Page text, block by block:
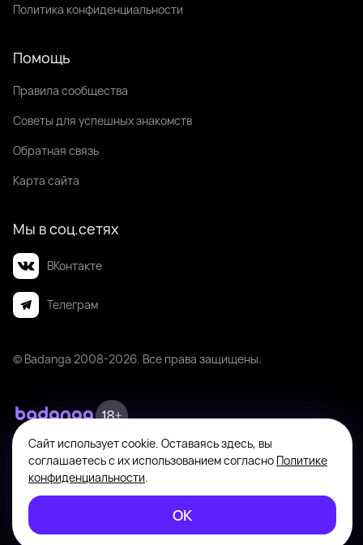
Политика конфиденциальности
Помощь
Правила сообщества
Советы для успешных знакомств
Обратная связь
Карта сайта
Мы в соц.сетях
ВКонтакте
Телеграм
© Badanga 2008-2026 . Все права защищены.
Badanga не является площадкой для оказания или поиска платных
интимных услуг. Платформа предназначена исключительно для личного
общения между совершеннолетними пользователями с целью поиска
согласию. На информационном ресурсе применяются
Сайт использует cookie. Оставаясь здесь, вы
соглашаетесь с их использованием согласно Политике
конфиденциальности.
ОК